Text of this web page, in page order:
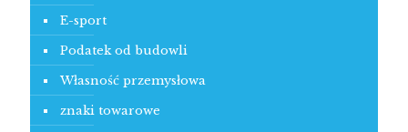
E-sport
Podatek od budowli
Własność przemysłowa
znaki towarowe